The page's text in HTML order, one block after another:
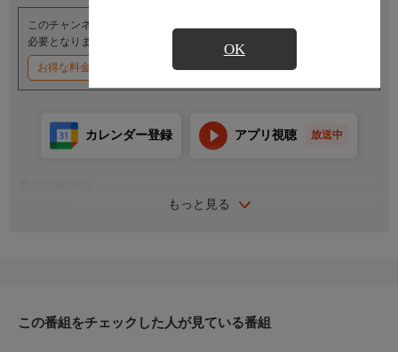
OK
このチャンネルのご視聴には、オプションチャンネル(有料)のご契約が
必要となります。
お得な料金割引キャンペーン実施中
もっと見る
カレンダー登録 アプリ視聴 放送中
この番組をチェックした人が見ている番組